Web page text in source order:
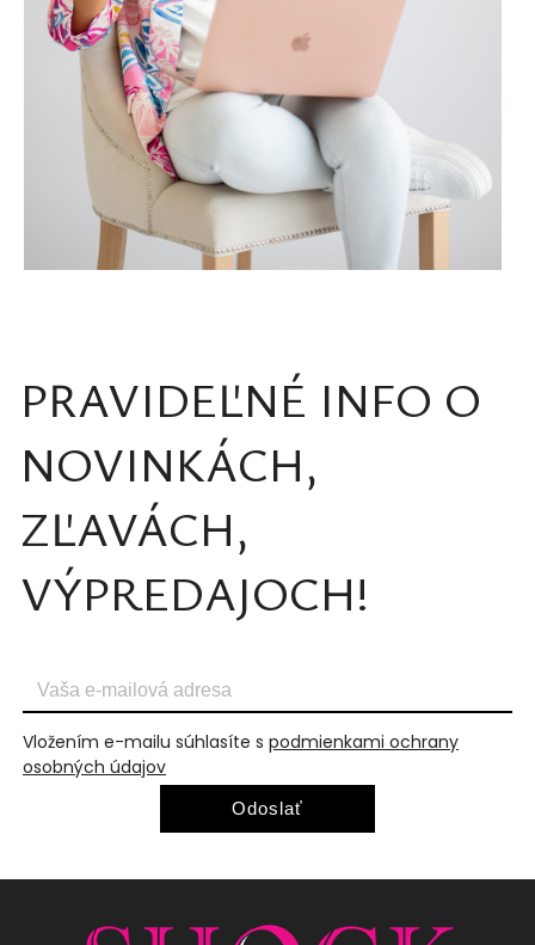
PRAVIDEĽNÉ INFO O
NOVINKÁCH,
ZĽAVÁCH,
VÝPREDAJOCH!
Vložením e-mailu súhlasíte s podmienkami ochrany
osobných údajov
Odoslať